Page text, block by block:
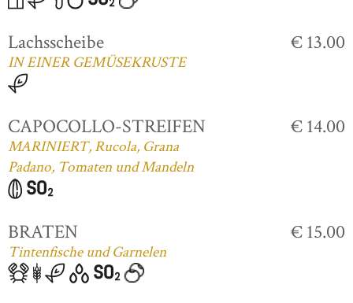
Lachsscheibe
IN EINER GEMÜSEKRUSTE
€ 13.00
CAPOCOLLO-STREIFEN
MARINIERT, Rucola, Grana
Padano, Tomaten und Mandeln
€ 14.00
BRATEN
Tintenfische und Garnelen
€ 15.00